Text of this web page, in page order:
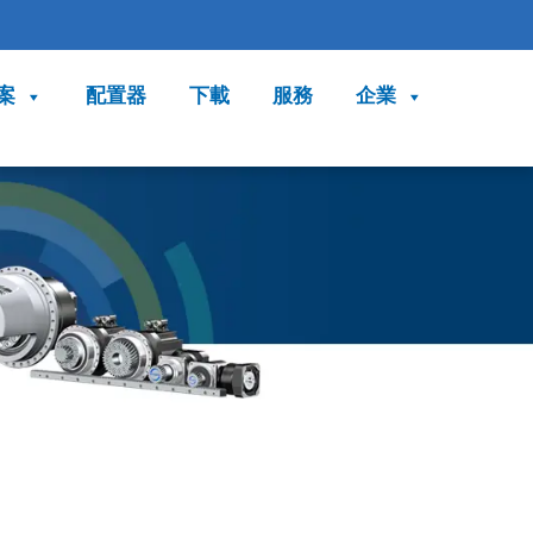
配置器 下載 服務 企業